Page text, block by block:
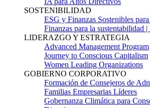
SOSTENIBILIDAD
ESG y Finanzas Sostenibles
Finanzas para la sustentabilidad
LIDERAZGO Y ESTRATEGIA
Advanced Management Program
Journey to Conscious Capitalism
Women Leading Organizations
GOBIERNO CORPORATIVO
Formación de Consejeros de
Familias Empresarias Líderes
Gobernanza Climática para